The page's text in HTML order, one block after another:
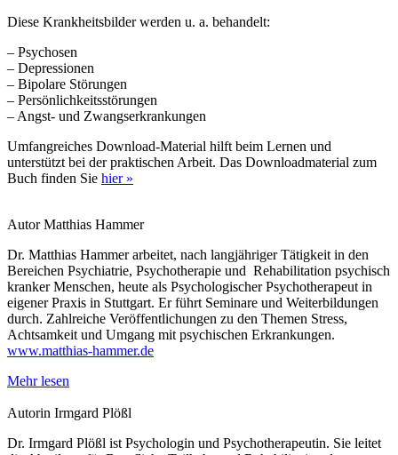
Diese Krankheitsbilder werden u. a. behandelt:
– Psychosen
– Depressionen
– Bipolare Störungen
– Persönlichkeitsstörungen
– Angst- und Zwangserkrankungen
Umfangreiches Download-Material hilft beim Lernen und
unterstützt bei der praktischen Arbeit. Das Downloadmaterial zum
Buch finden Sie hier »
AutorMatthias Hammer
Dr. Matthias Hammer arbeitet, nach langjähriger Tätigkeit in den
Bereichen Psychiatrie, Psychotherapie und Rehabilitation psychisch
kranker Menschen, heute als Psychologischer Psychotherapeut in
eigener Praxis in Stuttgart. Er führt Seminare und Weiterbildungen
durch. Zahlreiche Veröffentlichungen zu den Themen Stress,
Achtsamkeit und Umgang mit psychischen Erkrankungen.
www.matthias-hammer.de
Mehr lesen
Autorin Irmgard Plößl
Dr. Irmgard Plößl ist Psychologin und Psychotherapeutin. Sie leitet